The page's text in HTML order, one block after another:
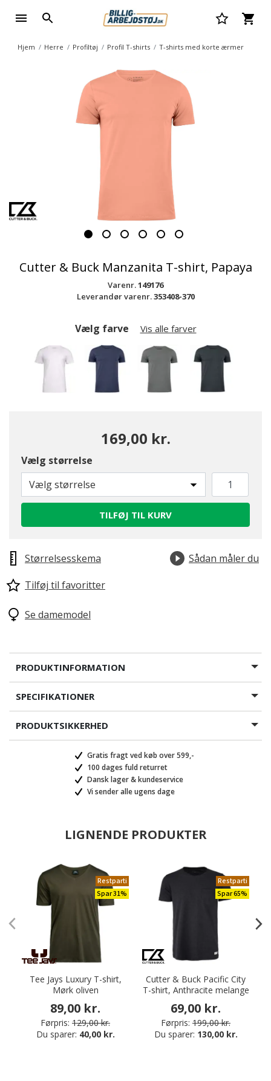
Hjem Herre Profiltøj Profil T-shirts T-shirts med korte ærmer
Cutter & Buck Manzanita T-shirt, Papaya
Varenr.149176
Leverandør varenr.353408-370
Vælg farve Vis alle farver
valgte
169,00 kr.
Vælg størrelse
Vælg størrelse
TILFØJ TIL KURV
Størrelsesskema
Sådan måler du
Tilføj til favoritter
Se damemodel
PRODUKTINFORMATION
SPECIFIKATIONER
PRODUKTSIKKERHED
Gratis fragt ved køb over 599,-
100 dages fuld returret
Dansk lager & kundeservice
Vi sender alle ugens dage
LIGNENDE PRODUKTER
Restparti
Spar 31%
Tee Jays Luxury T-shirt,
Mørk oliven
89,00 kr.
Førpris: 129,00 kr.
Du sparer: 40,00 kr.
Restparti
Spar 65%
Cutter & Buck Pacific City
T-shirt, Anthracite melange
69,00 kr.
Førpris: 199,00 kr.
Du sparer: 130,00 kr.